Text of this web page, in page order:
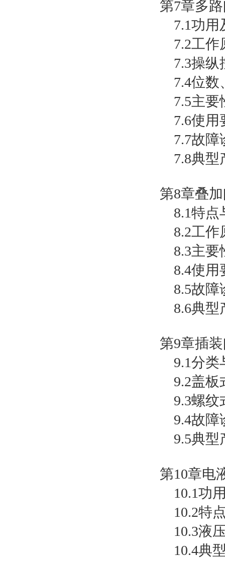
第7章多路
7.1功用
7.2工作
7.3操纵
7.4位数
7.5主要
7.6使用
7.7故障
7.8典型
第8章叠加
8.1特点
8.2工作
8.3主要
8.4使用
8.5故障
8.6典型
第9章插装
9.1分类
9.2盖板
9.3螺纹
9.4故障
9.5典型
第10章电
10.1功用
10.2特点
10.3液压
10.4典型